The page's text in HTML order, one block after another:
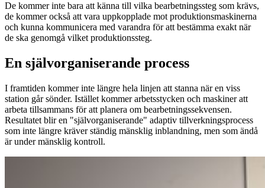
De kommer inte bara att känna till vilka bearbetningssteg som krävs,
de kommer också att vara uppkopplade mot produktionsmaskinerna
och kunna kommunicera med varandra för att bestämma exakt när
de ska genomgå vilket produktionssteg.
En självorganiserande process
I framtiden kommer inte längre hela linjen att stanna när en viss
station går sönder. Istället kommer arbetsstycken och maskiner att
arbeta tillsammans för att planera om bearbetningssekvensen.
Resultatet blir en "självorganiserande" adaptiv tillverkningsprocess
som inte längre kräver ständig mänsklig inblandning, men som ändå
är under mänsklig kontroll.